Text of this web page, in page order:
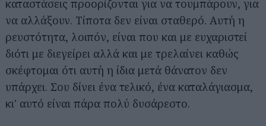
καταστάσεις προορίζονται για να τουμπάρουν, για
να αλλάξουν. Τίποτα δεν είναι σταθερό. Αυτή η
ρευστότητα, λοιπόν, είναι που και με ευχαριστεί
διότι με διεγείρει αλλά και με τρελαίνει καθώς
σκέφτομαι ότι αυτή η ίδια μετά θάνατον δεν
υπάρχει. Σου δίνει ένα τελικό, ένα καταλάγιασμα,
κι' αυτό είναι πάρα πολύ δυσάρεστο.